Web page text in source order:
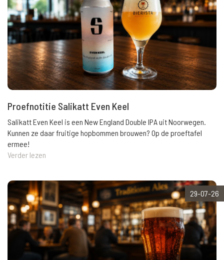
Proefnotitie Salikatt Even Keel
Salikatt Even Keel is een New England Double IPA uit Noorwegen.
Kunnen ze daar fruitige hopbommen brouwen? Op de proeftafel
ermee!
Verder lezen
29-07-26